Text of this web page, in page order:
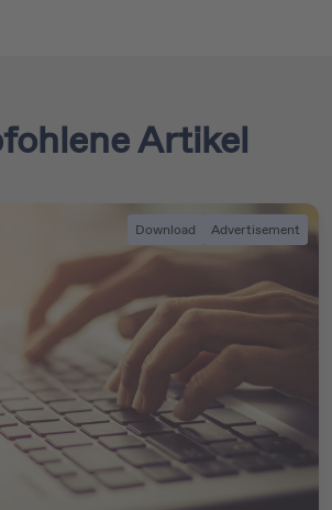
Artikel
Download Advertisement